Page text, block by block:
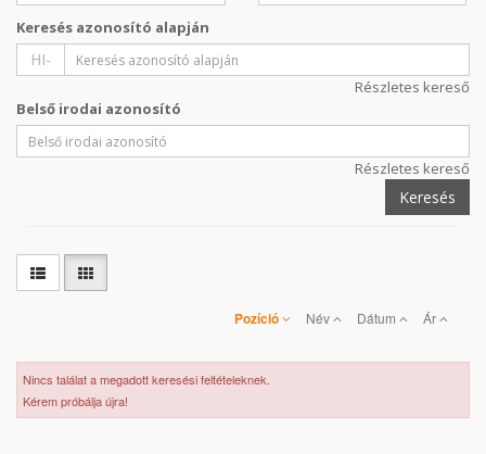
Keresés azonosító alapján
HI-
Részletes kereső
Belső irodai azonosító
Részletes kereső
Keresés
Pozíció Név Dátum Ár
Nincs találat a megadott keresési feltételeknek.
Kérem próbálja újra!